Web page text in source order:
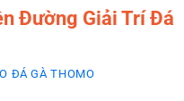
Đường Giải Trí Đá
ĐÁ GÀ THOMO